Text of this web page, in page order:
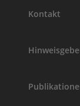
Kontakt